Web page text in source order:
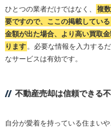
ひとつの業者だけではなく、
複
要ですので、ここの掲載してい
金額が出た場合、より高い買取
ります 。必要な情報を入力する
なサービスは有効です。
不動産売却は信頼できる
自分が愛着を持っている住まい